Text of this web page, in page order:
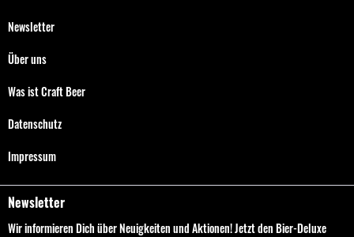
Newsletter
Über uns
Was ist Craft Beer
Datenschutz
Impressum
Newsletter
Wir informieren Dich über Neuigkeiten und Aktionen! Jetzt den Bier-Deluxe